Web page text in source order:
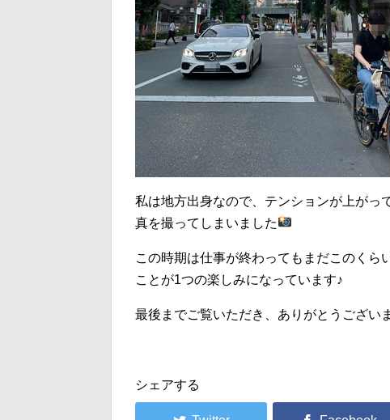
私は地方出身なので、テンションが上がっ
真を撮ってしまいました
この時期は仕事が終わってもまだこのくら
ことが1つの楽しみになっています♪
最後までご覧いただき、ありがとうござい
シェアする